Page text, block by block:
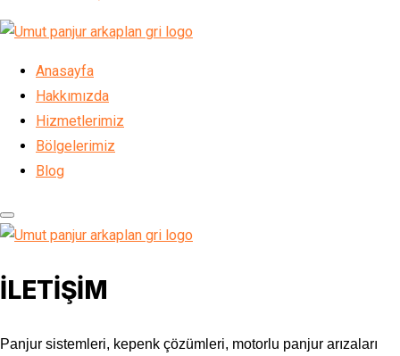
Anasayfa
Hakkımızda
Hizmetlerimiz
Bölgelerimiz
Blog
İLETİŞİM
Panjur sistemleri, kepenk çözümleri, motorlu panjur arızaları